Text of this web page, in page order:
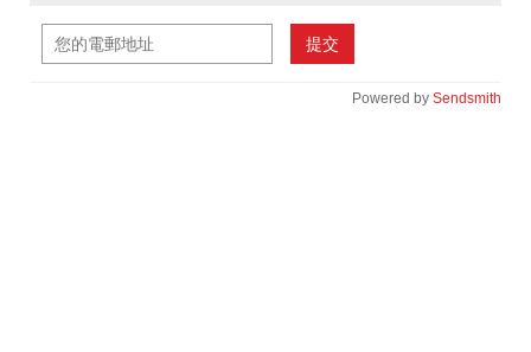
提交
Powered by Sendsmith